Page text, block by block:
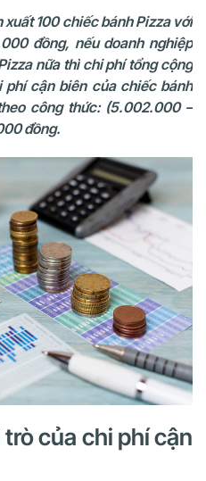
100 chiếc bánh Pizza với
đồng, nếu doanh nghiệp
nữa thì chi phí tổng cộng
cận biên của chiếc bánh
công thức: (5.002.000 –
đồng.
trò của chi phí cận